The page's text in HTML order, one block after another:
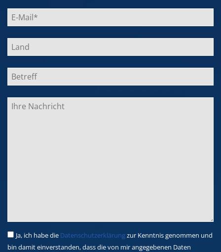
Ja, ich habe die Datenschutzerklärungzur Kenntnis genommen und
bin damit einverstanden, dass die von mir angegebenen Daten